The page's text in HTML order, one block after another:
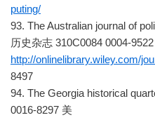
puting/
93. The Australian journal of
历史杂志 310C0084 0004-
http://onlinelibrary.wiley.com/
8497
94. The Georgia historical
0016-8297 美